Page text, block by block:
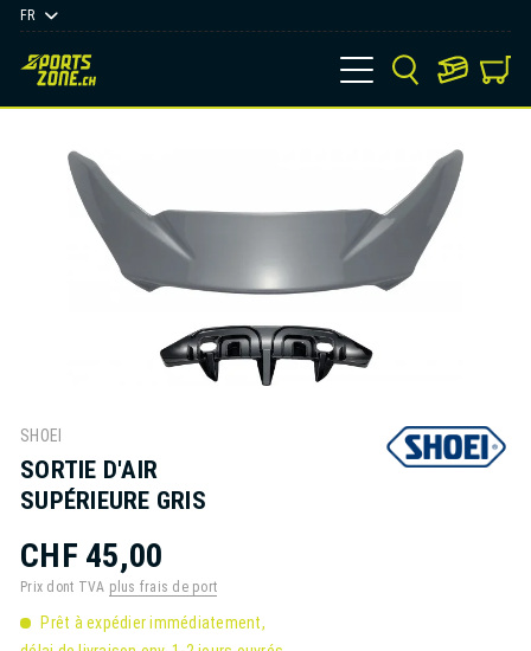
FR
SHOEI
SORTIE D'AIR
SUPÉRIEURE GRIS
CHF 45,00
Prix dont TVA plus frais de port
Prêt à expédier immédiatement,